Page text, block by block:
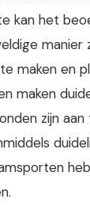
kan het
manier
maken en
maken
zijn